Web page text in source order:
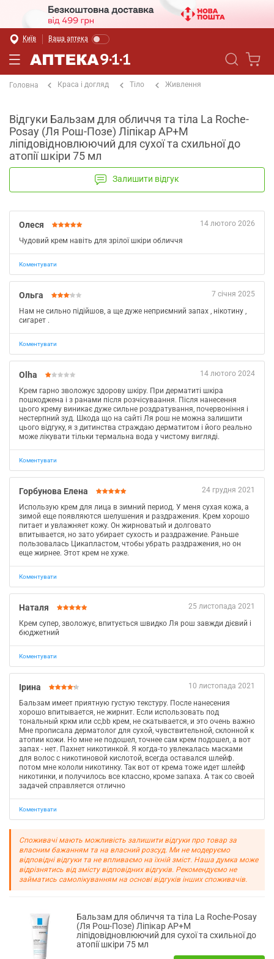
Київ Ваша аптека
Головна Краса і догляд Тіло Живлення
Відгуки Бальзам для обличчя та тіла La Roche-
Posay (Ля Рош-Позе) Ліпікар AP+M
ліпідовідновлюючий для сухої та схильної до
атопії шкіри 75 мл
Залишити відгук
14 лютого 2026
Олеся
Чудовий крем навіть для зрілої шкіри обличчя
Коментувати
7 січня 2025
Ольга
Нам не сильно підійшов, а ще дуже неприємний запах , нікотину ,
сигарет .
Коментувати
14 лютого 2024
Olha
Крем гарно зволожує здорову шкіру. При дерматиті шкіра
пошкоджена і з ранами після розчісуваання. Після нанесення
цього крему виникає дуже сильне роздратування, почервоніння і
нестерпний зуд. Шкода що на сайті Ля рош не можна залишити
цього відгуку, я з дитинства страждаю дерматитом і його реально
може лікувати тільки термальна вода у чистому вигляді.
Коментувати
24 грудня 2021
Горбунова Елена
Использую крем для лица в зимний период. У меня сухая кожа, а
зимой еще появляются шелушения и раздражения. Крем хорошо
питает и увлажняет кожу. Он жирноватый и долговато
впитывается, но зато убирает сухость и раздражение. Раньше
пользовалась Цикапластом, чтобы убрать раздражения, но он
еще жирнее. Этот крем не хуже.
Коментувати
25 листопада 2021
Наталя
Крем супер, зволожує, впитується швидко Ля рош завжди дієвий і
бюджетний
Коментувати
10 листопада 2021
Ірина
Бальзам имеет приятную густую текстуру. После нанесения
хорошо впитывается, не жирнит. Если использовать под
тональный кркм или сс,bb крем, не скатывается, и это очень важно
Мне прописала дерматолог для сухой, чувствительной, склонной к
атопии кожи. Но мне не подошел, точнее сам крем подошел, а вот
запах - нет. Пахнет никотинкой. Я когда-то увлекалась масками
для волос с никотиновой кислотой, всегда оставался шлейф.
потом мне кололи никотинку. Так вот от крема тоже идет шлейф
никотинки, и получилось все классно, кроме запаха. А так со своей
задачей справляется отлично
Коментувати
Споживачі мають можливість залишити відгуки про товар за
власним бажанням та на власний розсуд. Ми не модеруємо
відповідні відгуки та не впливаємо на їхній зміст. Наша думка може
відрізнятись від змісту відповідних відгуків. Рекомендуємо не
займатись самолікуванням на основі відгуків інших споживачів.
Бальзам для обличчя та тіла La Roche-Posay
(Ля Рош-Позе) Ліпікар AP+M
ліпідовідновлюючий для сухої та схильної до
атопії шкіри 75 мл